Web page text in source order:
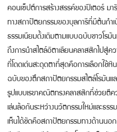
คอนเซ็ปต์การสร้างสรรค์ของปีเตอร์
ทางสถาปัตยกรรมของบุลการีที่มีต้นกำเ
ธรรมเนียมดั้งเดิมตามแบบฉบับชาวโรมั
ถึงการนำสไตล์อิตาเลียนคลาสสิกไปสู่
ที่โดดเด่นสะดุดตาที่สุดคือการเลือกใช้
ฉบับของตึกสถาปัตยกรรมสไตล์โรมันแ
รูปแบบเรขาคณิตทรงคลาสสิกที่ช่วยตีค
เล่นล้อกันระหว่างนวัตกรรมใหม่และธร
เห็นได้ชัดคือสถาปัตยกรรมทางด้านนอก